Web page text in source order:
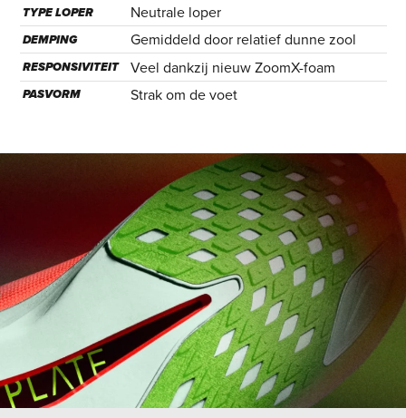
TYPE LOPER Neutrale loper
DEMPING Gemiddeld door relatief dunne zool
RESPONSIVITEIT Veel dankzij nieuw ZoomX-foam
PASVORM Strak om de voet